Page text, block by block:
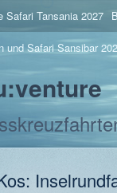
Safari Tansania 2027
und Safari Sansibar